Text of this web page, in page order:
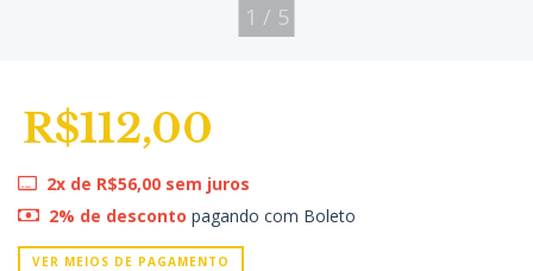
1 / 5
R$112,00
2x de R$56,00sem juros
2% de desconto pagando com Boleto
VER MEIOS DE PAGAMENTO